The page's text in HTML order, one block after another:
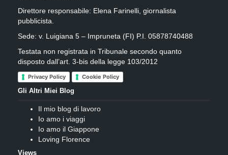
Direttore responsabile: Elena Farinelli, giornalista
pubblicista.
Sede: v. Luigiana 5 – Impruneta (FI) P.I. 05878740488
Testata non registrata in Tribunale secondo quanto
disposto dall’art. 3-bis della legge 103/2012
Privacy Policy Cookie Policy
Gli Altri Miei Blog
Il mio blog di lavoro
Io amo i viaggi
Io amo il Giappone
Loving Florence
Views